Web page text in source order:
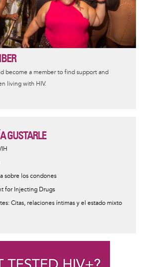
become a member to find support and
living with HIV.
GUSTARLE
sobre los condones
for Injecting Drugs
Citas, relaciones íntimas y el estado mixto